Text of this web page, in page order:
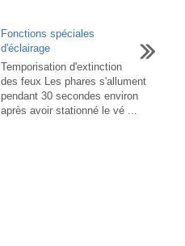
Fonctions spéciales
d'éclairage
Temporisation d'extinction
des feux Les phares s'allument
pendant 30 secondes environ
après avoir stationné le vé ...